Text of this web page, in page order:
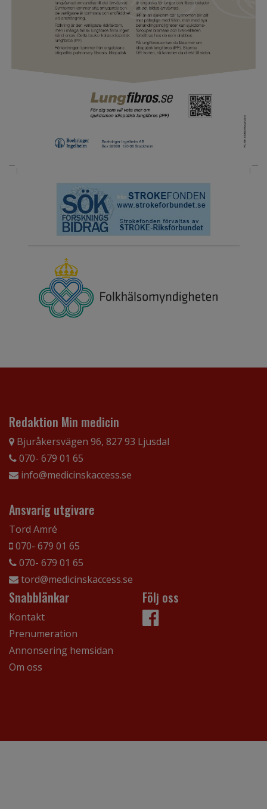
Redaktion Min medicin
Bjuråkersvägen 96, 827 93 Ljusdal
070- 679 01 65
info@medicinskaccess.se
Ansvarig utgivare
Tord Amré
070- 679 01 65
070- 679 01 65
tord@medicinskaccess.se
Snabblänkar
Kontakt
Prenumeration
Annonsering hemsidan
Om oss
Följ oss